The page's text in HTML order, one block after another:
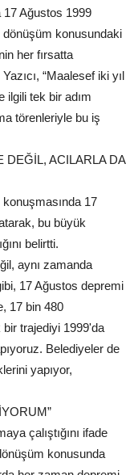
17 Ağustos 1999
dönüşüm konusundaki
her fırsatta
“Maalesef iki yıl
ilgili tek bir adım
törenleriyle bu iş
DEĞİL, ACILARLA DA
17
bu büyük
belirtti.
aynı zamanda
17 Ağustos depremi
17 bin 480
bir trajediyi 1999'da
Belediyeler de
yapıyor,
çalıştığını ifade
konusunda